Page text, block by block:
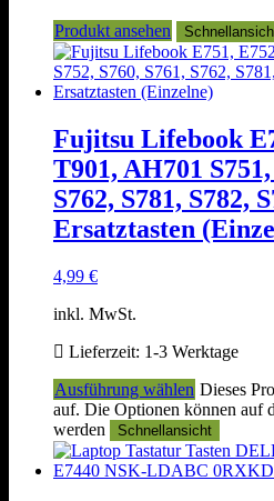
Produkt ansehen
Fujitsu Lifebook
T901, AH701
S762, S781, S782,
Ersatztasten
4,99 €
inkl. MwSt.
Lieferzeit: 1-3 Werktage
Ausführung wählen Dieses
auf. Die Optionen können auf
werden
Schnellansicht